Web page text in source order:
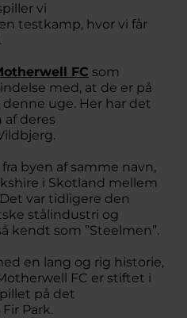
vi
testkamp, hvor vi får
FC som
med, at de er på
uge. Her har det
deres
Vildbjerg.
byen af samme navn,
i Skotland mellem
var tidligere den
stålindustri og
kendt som ”Steelmen”.
en lang og rig historie,
FC er stiftet i
på det
Park.